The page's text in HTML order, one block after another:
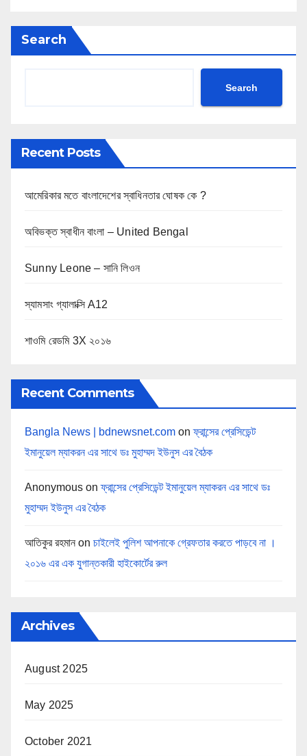
Search
Search
Recent Posts
আমেরিকার মতে বাংলাদেশের স্বাধিনতার ঘোষক কে ?
অবিভক্ত স্বাধীন বাংলা – United Bengal
Sunny Leone – সানি লিওন
স্যামসাং গ্যালাক্সি A12
শাওমি রেডমি 3X ২০১৬
Recent Comments
Bangla News | bdnewsnet.com onফ্রান্সের প্রেসিডেন্ট
ইমানুয়েল ম্যাকরন এর সাথে ডঃ মুহাম্মদ ইউনুস এর বৈঠক
Anonymous onফ্রান্সের প্রেসিডেন্ট ইমানুয়েল ম্যাকরন এর সাথে ডঃ
মুহাম্মদ ইউনুস এর বৈঠক
আতিকুর রহমান on চাইলেই পুলিশ আপনাকে গ্রেফতার করতে পাড়বে না ।
২০১৬ এর এক যুগান্তকারী হাইকোর্টের রুল
Archives
August 2025
May 2025
October 2021